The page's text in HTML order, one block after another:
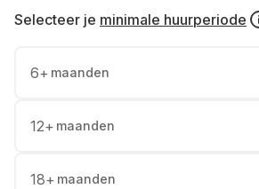
Selecteer je minimale huurperiode
6+ maanden
12+ maanden
18+ maanden